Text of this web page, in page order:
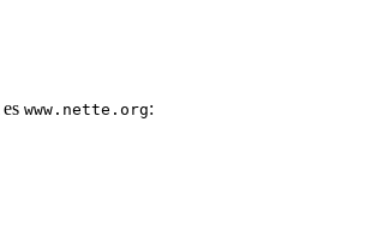
www.nette.org: